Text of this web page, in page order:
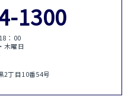
1300
：00
木曜日
2丁目10番54号